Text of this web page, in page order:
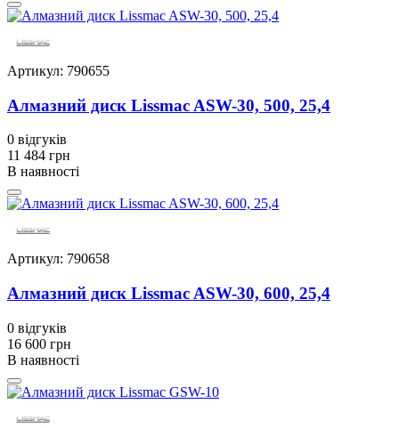
Артикул: 790655
Алмазний диск Lissmac ASW-30, 500, 25,4
0 відгуків
11 484 грн
В наявності
Артикул: 790658
Алмазний диск Lissmac ASW-30, 600, 25,4
0 відгуків
16 600 грн
В наявності